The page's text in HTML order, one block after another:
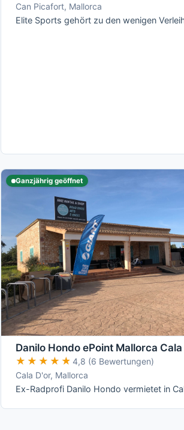
Can Picafort, Mallorca
Ganzjährig geöffnet
Danilo Hondo ePoint Mallorca Cala
★★★★★
★★★★★ 4,8 (6 Bewertungen)
Cala D'or, Mallorca